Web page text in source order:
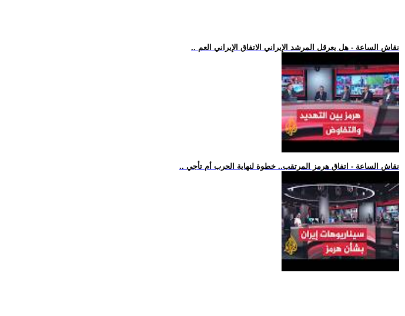
.. نقاش الساعة - هل يعرقل المرشد الإيراني الاتفاق الإيراني العم
.. نقاش الساعة - اتفاق هرمز المرتقب.. خطوة لنهاية الحرب أم تأجي